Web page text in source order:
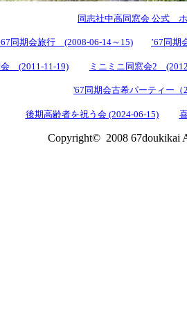
同志社中高同窓会 公式
同期会旅行 (2008-06-14～15) ’67同
会 (2011-11-19) ミニミニ同窓会2
'67同期会古希パーティー（
後期高齢者を祝う会 (2024-06-15)
Copyright© 2008 67doukikai